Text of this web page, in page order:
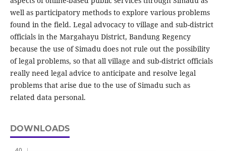
well as participatory methods to explore various problems
found in the field. Legal advocacy to village and sub-district
officials in the Margahayu District, Bandung Regency
because the use of Simadu does not rule out the possibility
of legal problems, so that all village and sub-district officials
really need legal advice to anticipate and resolve legal
problems that arise due to the use of Simadu such as
related data personal.
DOWNLOADS